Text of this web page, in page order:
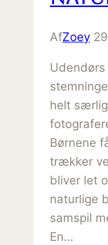
AfZoey
helt
Børnene
trækker
bliver let
naturlige
samspil
En…